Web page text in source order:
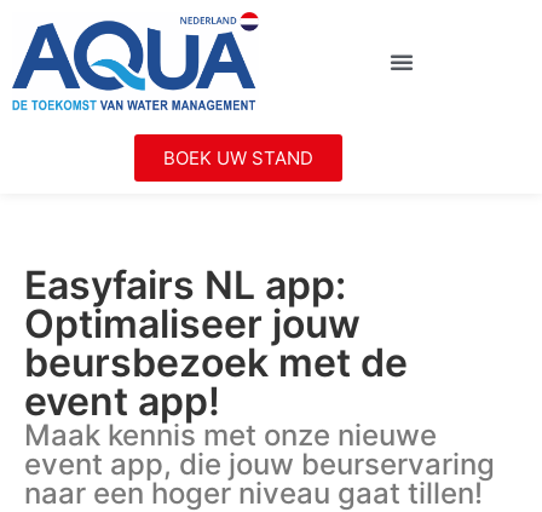
BOEK UW STAND
Easyfairs NL app:
Optimaliseer jouw
beursbezoek met de
event app!
Maak kennis met onze nieuwe
event app, die jouw beurservaring
naar een hoger niveau gaat tillen!